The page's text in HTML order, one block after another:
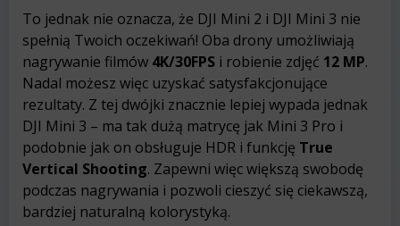
To jednak nie oznacza, że DJI Mini 2 i DJI Mini 3 nie
spełnią Twoich oczekiwań! Oba drony umożliwiają
nagrywanie filmów 4K/30FPS i robienie zdjęć 12 MP.
Nadal możesz więc uzyskać satysfakcjonujące
rezultaty. Z tej dwójki znacznie lepiej wypada jednak
DJI Mini 3 – ma tak dużą matrycę jak Mini 3 Pro i
podobnie jak on obsługuje HDR i funkcję True
Vertical Shooting. Zapewni więc większą swobodę
podczas nagrywania i pozwoli cieszyć się ciekawszą,
bardziej naturalną kolorystyką.